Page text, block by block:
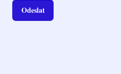
Odeslat